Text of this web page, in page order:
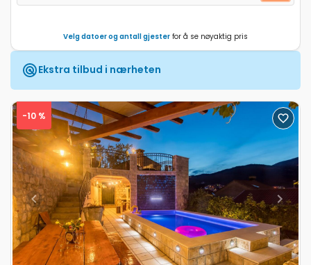
Velg datoer og antall gjester for å se nøyaktig pris
Ekstra tilbud i nærheten
Previous Next
-10 %